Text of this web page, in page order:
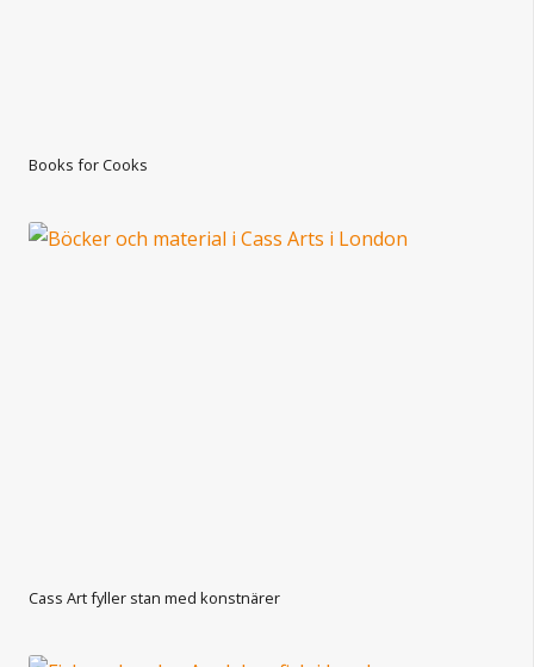
Books for Cooks
Cass Art fyller stan med konstnärer